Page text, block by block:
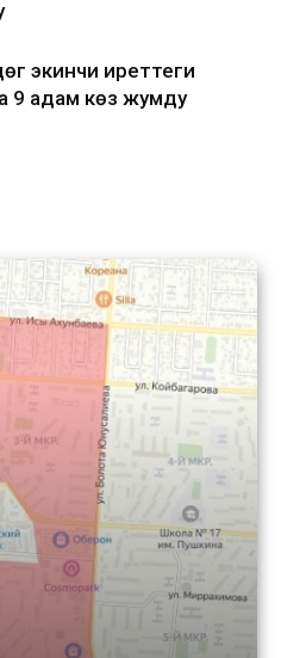
экинчи иреттеги
9 адам көз жумду